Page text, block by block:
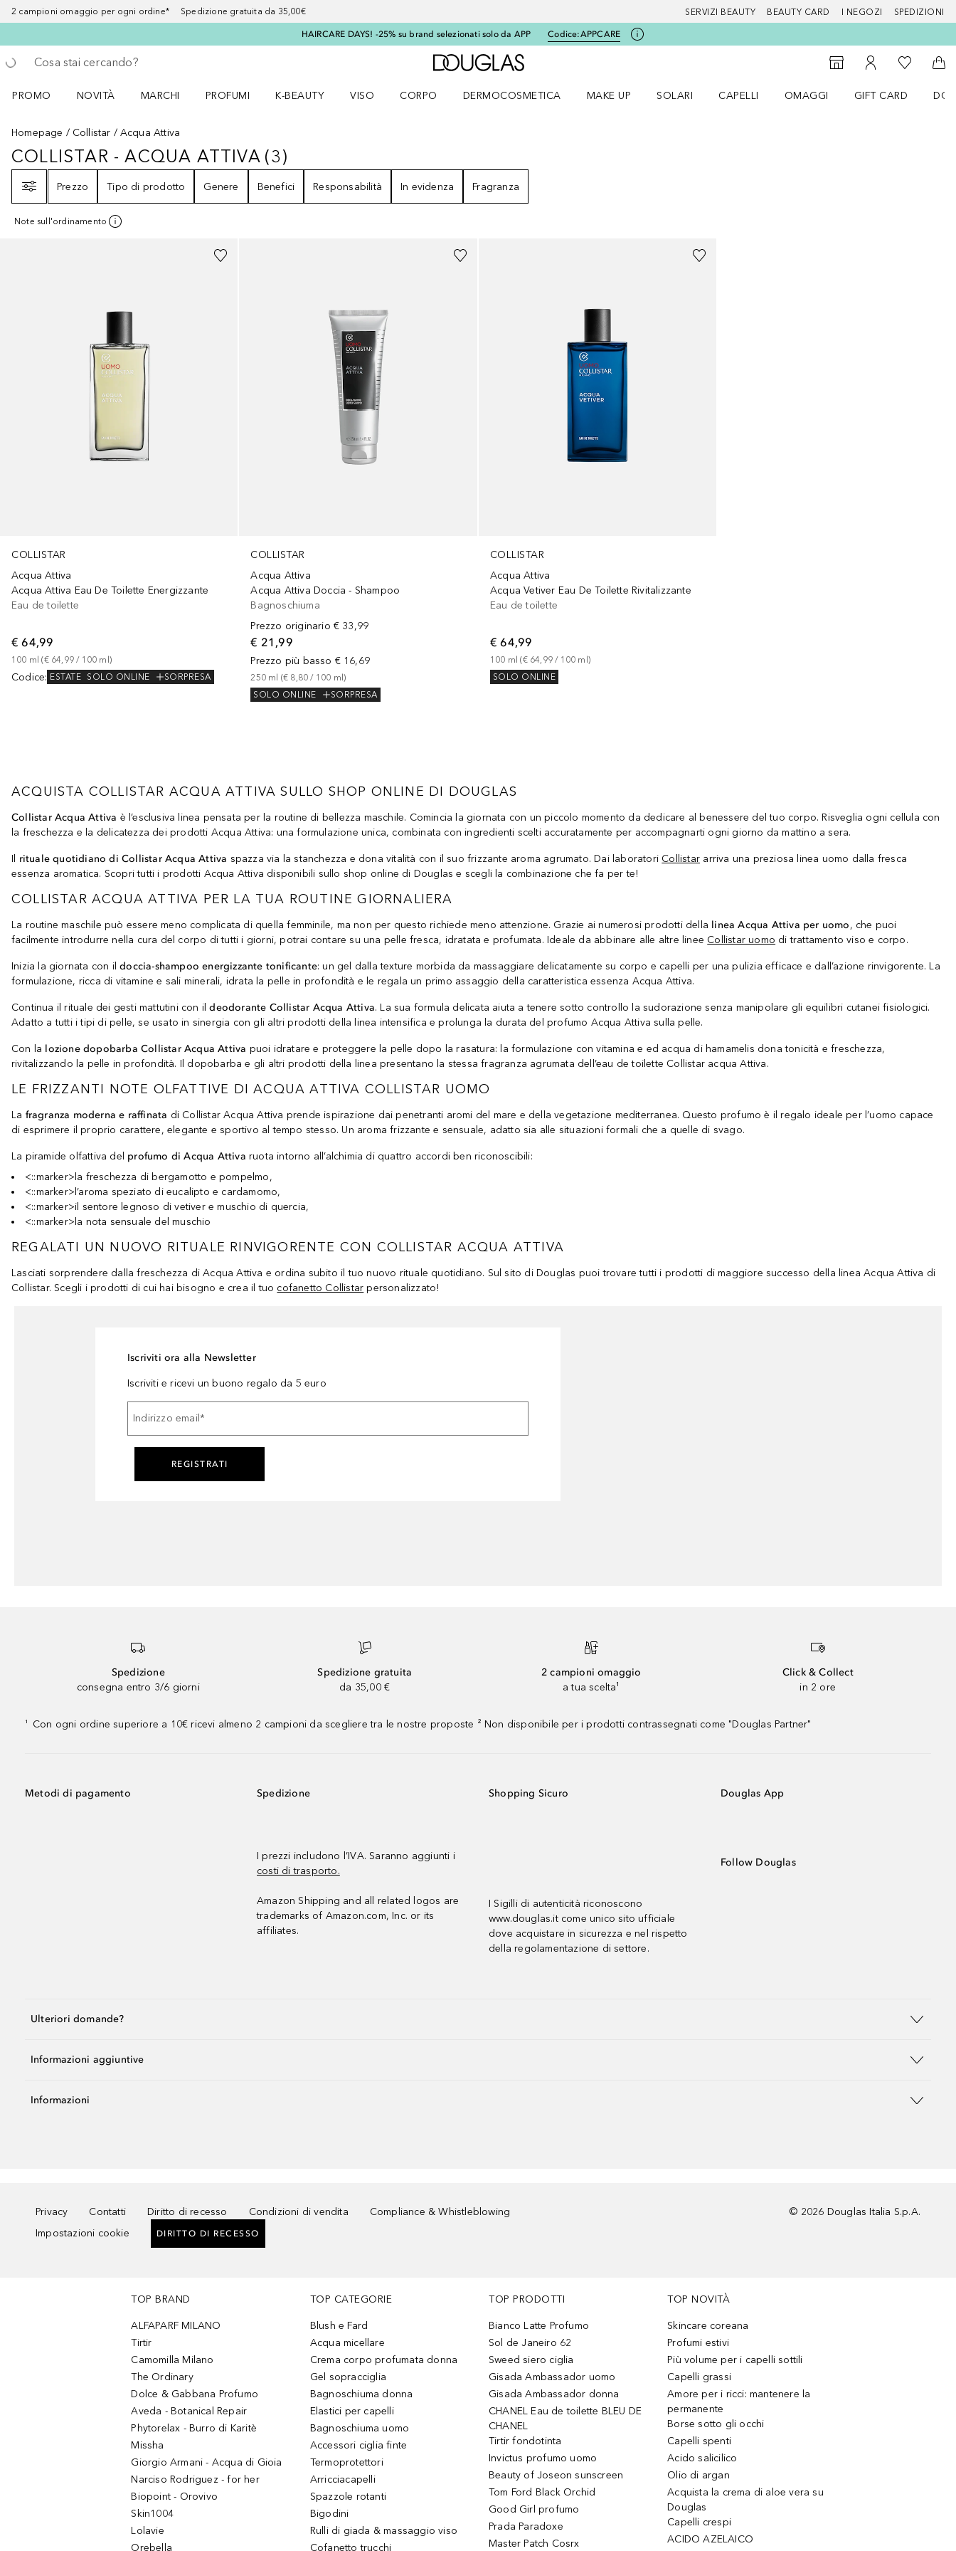
2 campioni omaggio per ogni ordine* Spedizione gratuita da 35,00€ SERVIZI BEAUTY BEAUTY CARD I NEGOZI SPEDIZIONI
HAIRCARE DAYS! -25% su brand selezionati solo da APP Codice:APPCARE
Torna indietro
Esegui ricerca
A Douglas Home
StorefinderAl Mio Account
Alla Mia
Al
PROMO
NOVITÀ
MARCHI
PROFUMI
K-BEAUTY
VISO
CORPO
DERMOCOSMETICA
MAKE UP
SOLARI
CAPELLI
OMAGGI
GIFT CARD
Homepage Collistar Acqua Attiva
COLLISTAR - ACQUA ATTIVA3
COLLISTAR - ACQUA ATTIVA (3)
Prezzo
Tipo di prodotto Genere Benefici Responsabilità In evidenza Fragranza
Note sull'ordinamento
COLLISTAR
Acqua Attiva
Acqua Attiva Eau De Toilette Energizzante
Eau de toilette
€ 64,99
100 ml (€ 64,99 / 100 ml)
Codice: ESTATE SOLO ONLINE SORPRESA
COLLISTAR
Acqua Attiva
Acqua Attiva Doccia - Shampoo
Bagnoschiuma
Prezzo originario € 33,99
€ 21,99
Prezzo più basso € 16,69
250 ml (€ 8,80 / 100 ml)
SOLO ONLINE
SORPRESA
COLLISTAR
Acqua Attiva
Acqua Vetiver Eau De Toilette Rivitalizzante
Eau de toilette
€ 64,99
100 ml (€ 64,99 / 100 ml)
SOLO ONLINE
ACQUISTA COLLISTAR ACQUA ATTIVA SULLO SHOP ONLINE DI DOUGLAS
Collistar Acqua Attiva è l’esclusiva linea pensata per la routine di bellezza maschile. Comincia la giornata con un piccolo momento da dedicare al benessere del tuo corpo. Risveglia ogni cellula con
la freschezza e la delicatezza dei prodotti Acqua Attiva: una formulazione unica, combinata con ingredienti scelti accuratamente per accompagnarti ogni giorno da mattino a sera.
Il rituale quotidiano di Collistar Acqua Attiva spazza via la stanchezza e dona vitalità con il suo frizzante aroma agrumato. Dai laboratori Collistar arriva una preziosa linea uomo dalla fresca
essenza aromatica. Scopri tutti i prodotti Acqua Attiva disponibili sullo shop online di Douglas e scegli la combinazione che fa per te!
COLLISTAR ACQUA ATTIVA PER LA TUA ROUTINE GIORNALIERA
La routine maschile può essere meno complicata di quella femminile, ma non per questo richiede meno attenzione. Grazie ai numerosi prodotti della linea Acqua Attiva per uomo, che puoi
facilmente introdurre nella cura del corpo di tutti i giorni, potrai contare su una pelle fresca, idratata e profumata. Ideale da abbinare alle altre linee Collistar uomo di trattamento viso e corpo.
Inizia la giornata con ildoccia-shampoo energizzante tonificante: un gel dalla texture morbida da massaggiare delicatamente su corpo e capelli per una pulizia efficace e dall’azione rinvigorente. La
formulazione, ricca di vitamine e sali minerali, idrata la pelle in profondità e le regala un primo assaggio della caratteristica essenza Acqua Attiva.
Continua il rituale dei gesti mattutini con ildeodorante Collistar Acqua Attiva. La sua formula delicata aiuta a tenere sotto controllo la sudorazione senza manipolare gli equilibri cutanei fisiologici.
Adatto a tutti i tipi di pelle, se usato in sinergia con gli altri prodotti della linea intensifica e prolunga la durata del profumo Acqua Attiva sulla pelle.
Con la lozione dopobarba Collistar Acqua Attiva puoi idratare e proteggere la pelle dopo la rasatura: la formulazione con vitamina e ed acqua di hamamelis dona tonicità e freschezza,
rivitalizzando la pelle in profondità. Il dopobarba e gli altri prodotti della linea presentano la stessa fragranza agrumata dell’eau de toilette Collistar acqua Attiva.
LE FRIZZANTI NOTE OLFATTIVE DI ACQUA ATTIVA COLLISTAR UOMO
La fragranza moderna e raffinata di Collistar Acqua Attiva prende ispirazione dai penetranti aromi del mare e della vegetazione mediterranea. Questo profumo è il regalo ideale per l’uomo capace
di esprimere il proprio carattere, elegante e sportivo al tempo stesso. Un aroma frizzante e sensuale, adatto sia alle situazioni formali che a quelle di svago.
La piramide olfattiva del profumo di Acqua Attiva ruota intorno all’alchimia di quattro accordi ben riconoscibili:
<::marker>la freschezza di bergamotto e pompelmo,
<::marker>l’aroma speziato di eucalipto e cardamomo,
<::marker>il sentore legnoso di vetiver e muschio di quercia,
<::marker>la nota sensuale del muschio
REGALATI UN NUOVO RITUALE RINVIGORENTE CON COLLISTAR ACQUA ATTIVA
Lasciati sorprendere dalla freschezza di Acqua Attiva e ordina subito il tuo nuovo rituale quotidiano. Sul sito di Douglas puoi trovare tutti i prodotti di maggiore successo della linea Acqua Attiva di
Collistar. Scegli i prodotti di cui hai bisogno e crea il tuo cofanetto Collistar personalizzato!
Iscriviti ora alla Newsletter
Iscriviti e ricevi un buono regalo da 5 euro
Indirizzo email *
REGISTRATI
Spedizione
consegna entro 3/6 giorni
Spedizione gratuita
da 35,00 €
2 campioni omaggio
a tua scelta¹
Click & Collect
in 2 ore
¹ Con ogni ordine superiore a 10€ ricevi almeno 2 campioni da scegliere tra le nostre proposte ² Non disponibile per i prodotti contrassegnati come "Douglas Partner"
Metodi di pagamento Spedizione
I prezzi includono l’IVA. Saranno aggiunti i
costi di trasporto.
Amazon Shipping and all related logos are
trademarks of Amazon.com, Inc. or its
affiliates.
Shopping Sicuro
I Sigilli di autenticità riconoscono
www.douglas.it come unico sito ufficiale
dove acquistare in sicurezza e nel rispetto
della regolamentazione di settore.
Douglas App
Follow Douglas
Ulteriori domande?
Informazioni aggiuntive
Informazioni
Privacy Contatti Diritto di recesso Condizioni di vendita
Compliance & Whistleblowing
Impostazioni cookie
DIRITTO DI RECESSO
© 2026 Douglas Italia S.p.A.
TOP BRAND
ALFAPARF MILANO
Tirtir
Camomilla Milano
The Ordinary
Dolce & Gabbana Profumo
Aveda - Botanical Repair
Phytorelax - Burro di Karitè
Missha
Giorgio Armani - Acqua di Gioia
Narciso Rodriguez - for her
Biopoint - Orovivo
Skin1004
Lolavie
Orebella
TOP CATEGORIE
Blush e Fard
Acqua micellare
Crema corpo profumata donna
Gel sopracciglia
Bagnoschiuma donna
Elastici per capelli
Bagnoschiuma uomo
Accessori ciglia finte
Termoprotettori
Arricciacapelli
Spazzole rotanti
Bigodini
Rulli di giada & massaggio viso
Cofanetto trucchi
TOP PRODOTTI
Bianco Latte Profumo
Sol de Janeiro 62
Sweed siero ciglia
Gisada Ambassador uomo
Gisada Ambassador donna
CHANEL Eau de toilette BLEU DE
CHANEL
Tirtir fondotinta
Invictus profumo uomo
Beauty of Joseon sunscreen
Tom Ford Black Orchid
Good Girl profumo
Prada Paradoxe
Master Patch Cosrx
TOP NOVITÀ
Skincare coreana
Profumi estivi
Più volume per i capelli sottili
Capelli grassi
Amore per i ricci: mantenere la
permanente
Borse sotto gli occhi
Capelli spenti
Acido salicilico
Olio di argan
Acquista la crema di aloe vera su
Douglas
Capelli crespi
ACIDO AZELAICO